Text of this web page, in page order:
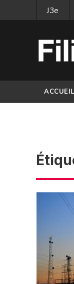
J3e
ACCUEIL